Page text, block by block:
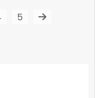
5